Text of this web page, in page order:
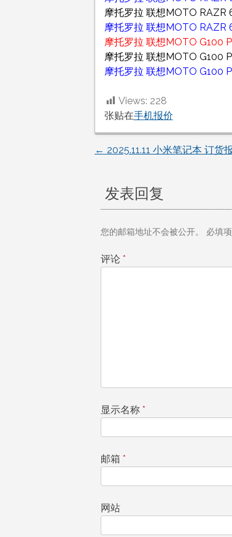
摩托罗拉 联想MOTO RAZR
摩托罗拉 联想MOTO RAZR
摩托罗拉 联想MOTO G100
摩托罗拉 联想MOTO G100
摩托罗拉 联想MOTO G100
Views: 228
张贴在手机报价
文
章
导
← 2025.11.11 小米笔记本 订货
发表回复
您的邮箱地址不会被公开。 必填
评论 *
显示名称 *
邮箱 *
网站